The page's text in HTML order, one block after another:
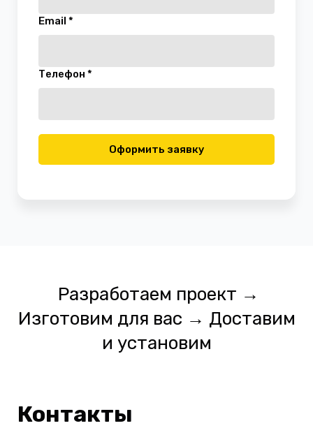
Email *
Телефон *
Оформить заявку
Разработаем проект →
Изготовим для вас → Доставим
и установим
Контакты